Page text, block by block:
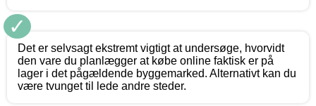
✓
Det er selvsagt ekstremt vigtigt at undersøge, hvorvidt
den vare du planlægger at købe online faktisk er på
lager i det pågældende byggemarked. Alternativt kan du
være tvunget til lede andre steder.